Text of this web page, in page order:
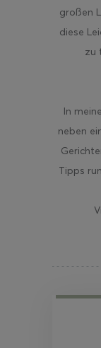
großen
diese
zu
In
neben
Tipps